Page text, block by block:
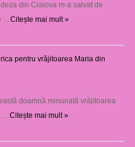
din Craiova m-a salvat de
… Citește mai mult »
pentru vrăjitoarea Maria din
doamnă minunată vrăjitoarea
… Citește mai mult »